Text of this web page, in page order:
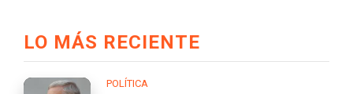
LO MÁS RECIENTE
POLÍTICA